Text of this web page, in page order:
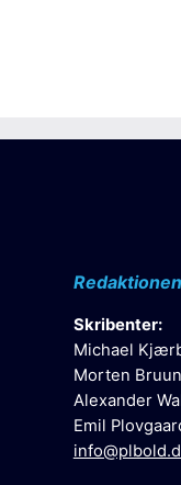
Redaktionen
Skribenter:
Michael
Morten
Alexander
Emil